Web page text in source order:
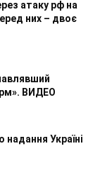
атаку рф на
них – двоє
ВИДЕО
Україні